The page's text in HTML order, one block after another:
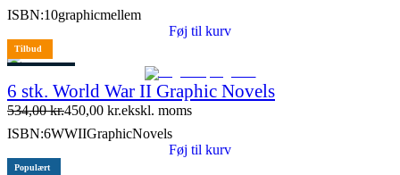
ISBN:10graphicmellem
Føj til kurv
Tilbud
6 stk. World War II Graphic Novels
534,00kr.450,00 kr.ekskl. moms
ISBN:6WWIIGraphicNovels
Føj til kurv
Populært